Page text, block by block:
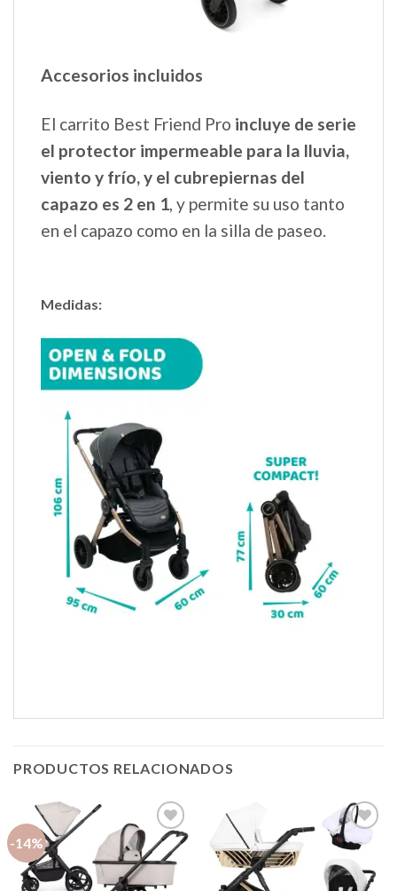
Accesorios incluidos
El carrito Best Friend Pro incluye de serie
el protector impermeable para la lluvia,
viento y frío, y el cubrepiernas del
capazo es 2 en 1, y permite su uso tanto
en el capazo como en la silla de paseo.
Medidas:
PRODUCTOS RELACIONADOS
-14%
Añadir
a la
Añadir
a la